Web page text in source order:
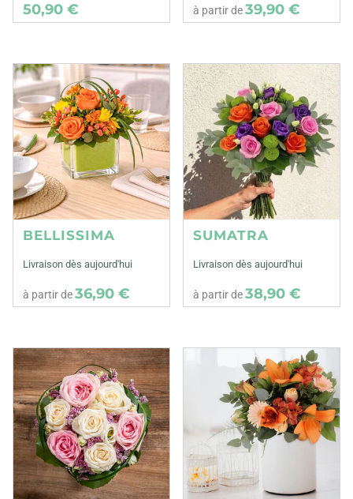
50,90 € à partir de39,90 €
BELLISSIMA
Livraison dès aujourd'hui
à partir de36,90 €
SUMATRA
Livraison dès aujourd'hui
à partir de38,90 €